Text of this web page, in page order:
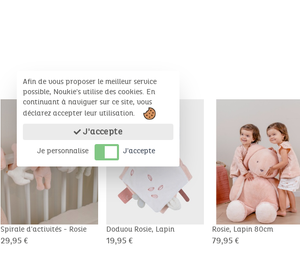
PRODUITS COMPLÉMENTAIRES
Spirale d'activités - Rosie
29,95 €
Doduou Rosie, Lapin
19,95 €
Rosie, Lapin 80cm
79,95 €
Afin de vous proposer le meilleur service
possible, Noukie's utilise des cookies. En
continuant à naviguer sur ce site, vous
déclarez accepter leur utilisation.
J'accepte
Je personnalise J'accepte